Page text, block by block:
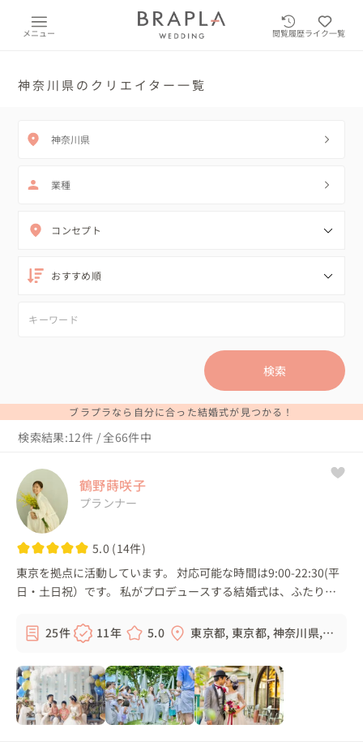
メニュー 閲覧履歴ライク一覧
神奈川県のクリエイター一覧
神奈川県
業種
検索
ブラプラなら自分に合った結婚式が見つかる！
検索結果:12件 / 全66件中
鶴野蒔咲子
プランナー
5.0 (14件)
東京を拠点に活動しています。 対応可能な時間は9:00-22:30(平
日・土日祝）です。 私がプロデュースする結婚式は、ふたりの
して、ふたりがどんな未...
25件 11年 5.0
東京都, 東京都, 神奈川県,